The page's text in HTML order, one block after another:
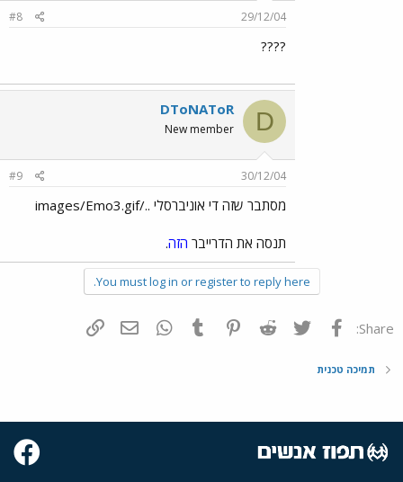
29/12/04
#8
????
D
DToNAToR
New member
30/12/04
#9
מסתבר שזה די אוניברסלי ../images/Emo3.gif
תנסה את הדרייבר הזה.
You must log in or register to reply here.
Share: פייסבוק Twitter
Reddit
Pinterest
Tumblr
WhatsAppדואר אלקטרוני
תמיכה טכנית